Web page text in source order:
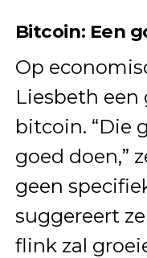
Bitcoin: Een
Op
Liesbeth
bitcoin. “Die
goed doen,”
geen
suggereert
flink zal